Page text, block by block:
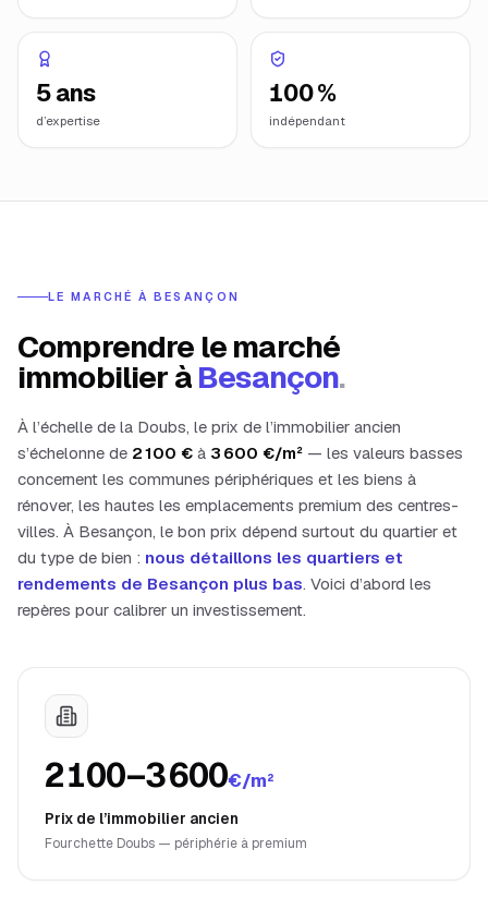
5 ans
d’expertise
100 %
indépendant
LE MARCHÉ À BESANÇON
Comprendre le marché
immobilier àBesançon.
À l’échelle de la Doubs, le prix de l’immobilier ancien
s’échelonne de 2 100 € à 3 600 €/m² — les valeurs basses
concernent les communes périphériques et les biens à
rénover, les hautes les emplacements premium des centres-
villes. À Besançon, le bon prix dépend surtout du quartier et
du type de bien : nous détaillons les quartiers et
rendements de Besançon plus bas. Voici d’abord les
repères pour calibrer un investissement.
2 100–3 600€/m²
Prix de l’immobilier ancien
Fourchette Doubs — périphérie à premium